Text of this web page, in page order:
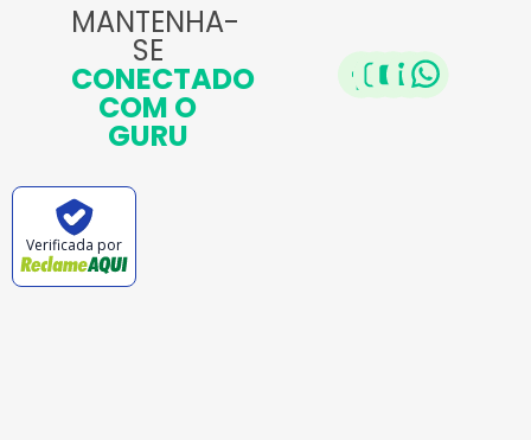
MANTENHA-
SE
CONECTADO
COM O
GURU
Verificada por